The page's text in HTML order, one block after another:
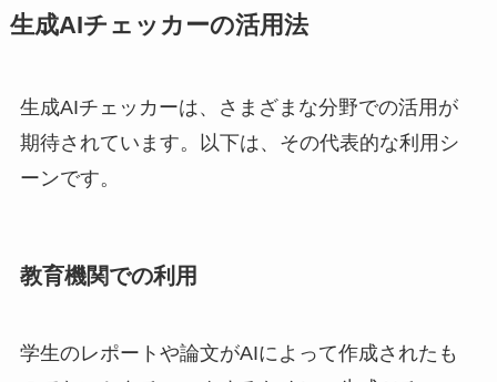
生成AIチェッカーの活用法
生成AIチェッカーは、さまざまな分野での活用が
期待されています。以下は、その代表的な利用シ
ーンです。
教育機関での利用
学生のレポートや論文がAIによって作成されたも